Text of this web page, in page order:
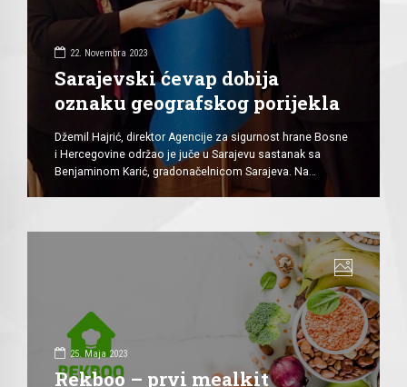
22. Novembra 2023
Sarajevski ćevap dobija
oznaku geografskog porijekla
Džemil Hajrić, direktor Agencije za sigurnost hrane Bosne
i Hercegovine održao je juče u Sarajevu sastanak sa
Benjaminom Karić, gradonačelnicom Sarajeva. Na
sastanku je razgovarano o procesu registracije oznake
registracije oznake geografskog porijekla “Sarajevskog
ćevapa” je Udruženje sarajevskih ćevabdžija. Postupak
registracije oznake geografskog porijekla, […]
25. Maja 2023
Rekboo – prvi mealkit